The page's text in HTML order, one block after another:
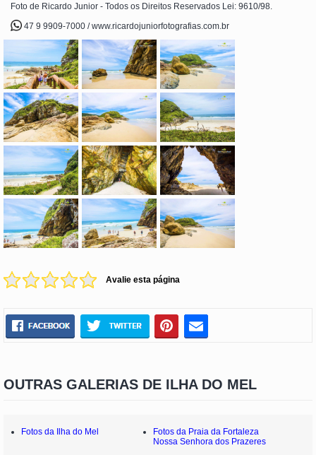
Foto de Ricardo Junior - Todos os Direitos Reservados Lei: 9610/98.
47 9 9909-7000 / www.ricardojuniorfotografias.com.br
Avalie esta página
OUTRAS GALERIAS DE ILHA DO MEL
Fotos da Ilha do Mel
Fotos da Praia da Fortaleza
Nossa Senhora dos Prazeres